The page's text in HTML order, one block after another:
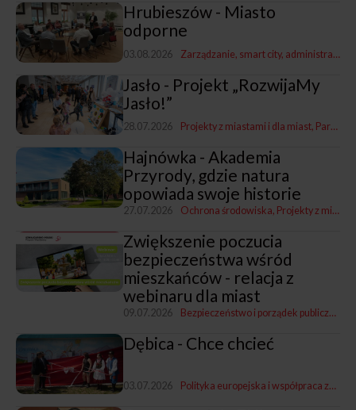
Hrubieszów - Miasto
odporne
03.08.2026 Zarządzanie, smart city, administracja
Jasło - Projekt „RozwijaMy
Jasło!”
28.07.2026 Projekty z miastami i dla miast Partycypacja społeczna
Hajnówka - Akademia
Przyrody, gdzie natura
opowiada swoje historie
27.07.2026 Ochrona środowiska Projekty z miastami i dla miast
Zwiększenie poczucia
bezpieczeństwa wśród
mieszkańców - relacja z
webinaru dla miast
09.07.2026 Bezpieczeństwo i porządek publiczny
Dębica - Chce chcieć
03.07.2026 Polityka europejska i współpraca zagraniczna